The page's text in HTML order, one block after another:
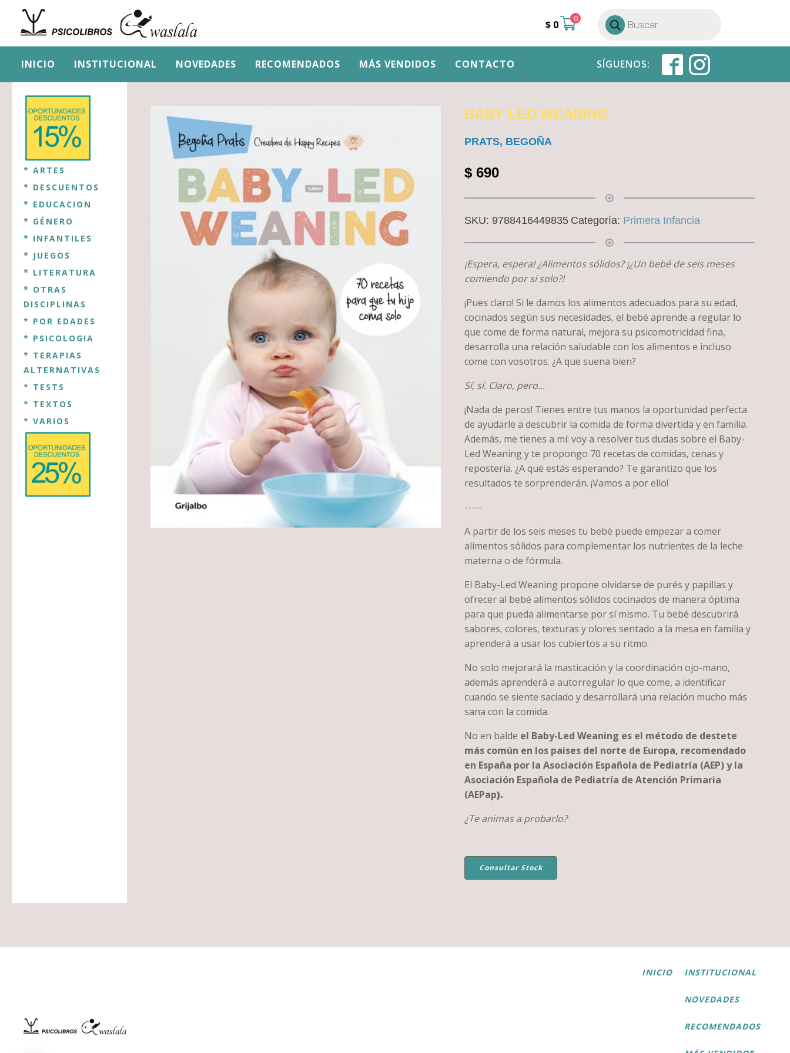
$ 0 0
Búsqueda
de
productos
INICIO INSTITUCIONAL NOVEDADES RECOMENDADOS MÁS VENDIDOS CONTACTO SÍGUENOS:
* ARTES
* DESCUENTOS
* EDUCACION
* GÉNERO
* INFANTILES
* JUEGOS
* LITERATURA
* OTRAS
DISCIPLINAS
* POR EDADES
* PSICOLOGIA
* TERAPIAS
ALTERNATIVAS
* TESTS
* TEXTOS
* VARIOS
BABY LED WEANING
PRATS, BEGOÑA
$690
SKU: 9788416449835 Categoría: Primera Infancia
¡Espera, espera! ¿Alimentos sólidos? ¡¿Un bebé de seis meses
comiendo por sí solo?!
¡Pues claro! Si le damos los alimentos adecuados para su edad,
cocinados según sus necesidades, el bebé aprende a regular lo
que come de forma natural, mejora su psicomotricidad fina,
desarrolla una relación saludable con los alimentos e incluso
come con vosotros. ¿A que suena bien?
Sí, sí. Claro, pero...
¡Nada de peros! Tienes entre tus manos la oportunidad perfecta
de ayudarle a descubrir la comida de forma divertida y en familia.
Además, me tienes a mí: voy a resolver tus dudas sobre el Baby-
Led Weaning y te propongo 70 recetas de comidas, cenas y
repostería. ¿A qué estás esperando? Te garantizo que los
resultados te sorprenderán. ¡Vamos a por ello!
-----
A partir de los seis meses tu bebé puede empezar a comer
alimentos sólidos para complementar los nutrientes de la leche
materna o de fórmula.
El Baby-Led Weaning propone olvidarse de purés y papillas y
ofrecer al bebé alimentos sólidos cocinados de manera óptima
para que pueda alimentarse por sí mismo. Tu bebé descubrirá
sabores, colores, texturas y olores sentado a la mesa en familia y
aprenderá a usar los cubiertos a su ritmo.
No solo mejorará la masticación y la coordinación ojo-mano,
además aprenderá a autorregular lo que come, a identificar
cuando se siente saciado y desarrollará una relación mucho más
sana con la comida.
No en balde el Baby-Led Weaning es el método de destete
más común en los países del norte de Europa, recomendado
en España por la Asociación Española de Pediatría (AEP) y la
Asociación Española de Pediatría de Atención Primaria
(AEPap).
¿Te animas a probarlo?
Consultar Stock
INICIO INSTITUCIONAL
NOVEDADES
RECOMENDADOS